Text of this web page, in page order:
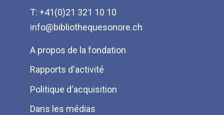
T: +41(0)21 321 10 10
info@bibliothequesonore.ch
Menu
Pied
de
page
A propos de la fondation
Rapports d'activité
Politique d'acquisition
Dans les médias